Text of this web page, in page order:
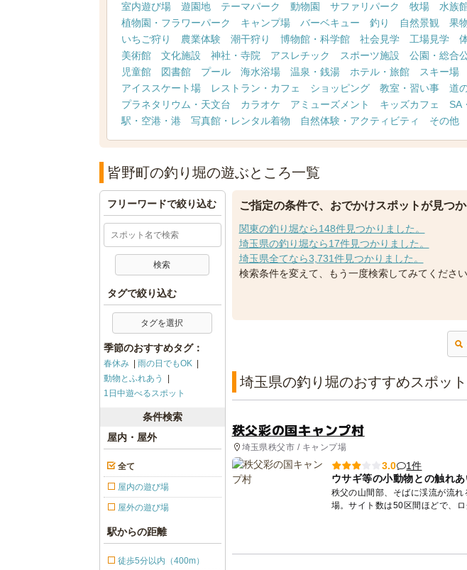
室内遊び場 遊園地 テーマパーク 動物園 サファリパーク 牧場
水族
植物園・フラワーパーク
キャンプ場 バーベキュー 釣り 自然景観
果
いちご狩り
農業体験 潮干狩り 博物館・科学館 社会見学 工場見学
美術館
文化施設 神社・寺院 アスレチック スポーツ施設 公園・総合
児童館
図書館 プール 海水浴場 温泉・銭湯 ホテル・旅館
スキー場
アイススケート場
レストラン・カフェ ショッピング 教室・習い事 道
プラネタリウム・天文台
カラオケ アミューズメント キッズカフェ
SA
駅・空港・港
写真館・レンタル着物 自然体験・アクティビティ その他
皆野町の釣り堀の遊ぶところ一覧
ご指定の条件で、おでかけスポットが見つ
関東の釣り堀なら148件見つかりました。
埼玉県の釣り堀なら17件見つかりました。
埼玉県全てなら3,731件見つかりました。
検索条件を変えて、もう一度検索してみてください
埼玉県の釣り堀のおすすめスポット
秩父彩の国キャンプ村
埼玉県秩父市 / キャンプ場
3.0
1件
ウサギ等の小動物との触れ
秩父の山間部、そばに渓流が流
場。サイト数は50区間ほどで、
フリーワードで絞り込む
タグで絞り込む
タグを選択
季節のおすすめタグ：
春休み
雨の日でもOK
動物とふれあう
1日中遊べるスポット
条件検索
屋内・屋外
全て
屋内の遊び場
屋外の遊び場
駅からの距離
徒歩5分以内（400m）